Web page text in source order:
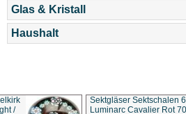
Glas & Kristall
Haushalt
/
Sektgläser Sektschalen
Luminarc Cavalier Rot